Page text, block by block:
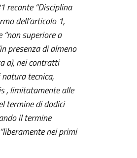
recante “Disciplina
dell’articolo 1,
superiore a
presenza di almeno
a), nei contratti
tecnica,
, limitatamente alle
termine di dodici
il termine
nei primi